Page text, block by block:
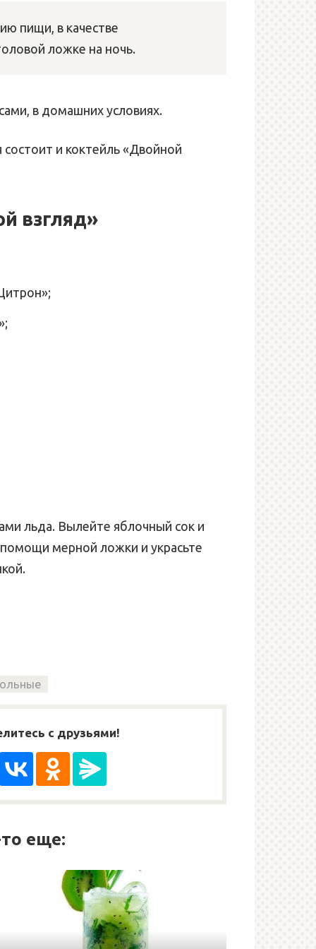
пищи, в качестве
ложке на ночь.
в домашних условиях.
состоит и коктейль «Двойной
взгляд»
льда. Вылейте яблочный сок и
мерной ложки и украсьте
с друзьями!
еще: